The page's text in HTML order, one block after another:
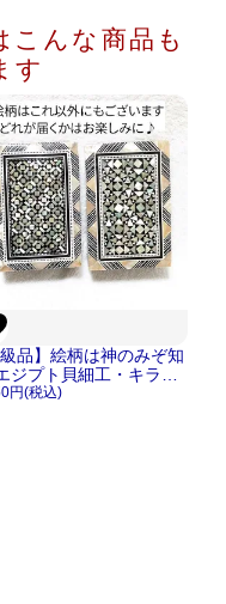
こんな商品も
す
級品】絵柄は神のみぞ知
ジプト貝細工・キラキ
箱 ジュエリーボック
円(税込)